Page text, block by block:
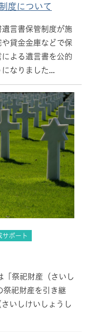
度について
言書保管制度が施
貸金金庫などで保
よる遺言書を公的
なりました...
サポート
「祭祀財産（さいし
祭祀財産を引き継
いしけいしょうし